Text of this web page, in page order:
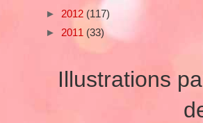
► 2012 (117)
► 2011 (33)
Illustrations